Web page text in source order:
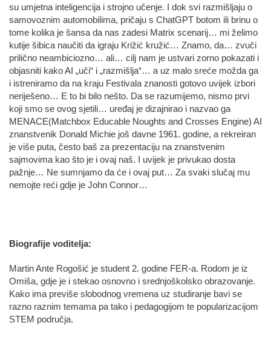
su umjetna inteligencija i strojno učenje. I dok svi razmišljaju o
samovoznim automobilima, pričaju s ChatGPT botom ili brinu o
tome kolika je šansa da nas zadesi Matrix scenarij… mi želimo
kutije šibica naučiti da igraju Križić kružić… Znamo, da… zvuči
prilično neambiciozno… ali… cilj nam je ustvari zorno pokazati i
objasniti kako AI „uči“ i „razmišlja“… a uz malo sreće možda ga
i istreniramo da na kraju Festivala znanosti gotovo uvijek izbori
neriješeno… E to bi bilo nešto. Da se razumijemo, nismo prvi
koji smo se ovog sjetili… uređaj je dizajnirao i nazvao ga
MENACE(Matchbox Educable Noughts and Crosses Engine) AI
znanstvenik Donald Michie još davne 1961. godine, a rekreiran
je više puta, često baš za prezentaciju na znanstvenim
sajmovima kao što je i ovaj naš. I uvijek je privukao dosta
pažnje… Ne sumnjamo da će i ovaj put… Za svaki slučaj mu
nemojte reći gdje je John Connor…
Biografije voditelja:
Martin Ante Rogošić je student 2. godine FER-a. Rodom je iz
Omiša, gdje je i stekao osnovno i srednjoškolsko obrazovanje.
Kako ima previše slobodnog vremena uz studiranje bavi se
razno raznim temama pa tako i pedagogijom te popularizacijom
STEM područja.